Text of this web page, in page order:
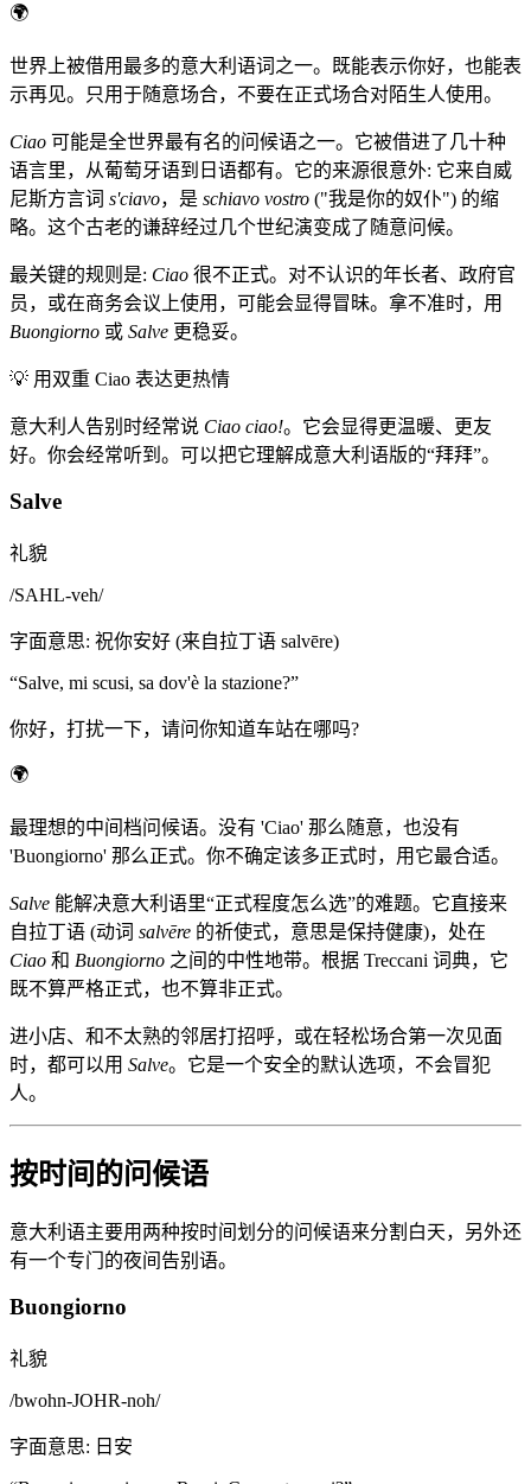
🌍
世界上被借用最多的意大利语词之一。既能表示你好，也能表
示再见。只用于随意场合，不要在正式场合对陌生人使用。
Ciao 可能是全世界最有名的问候语之一。它被借进了几十种
语言里，从葡萄牙语到日语都有。它的来源很意外: 它来自威
尼斯方言词 s'ciavo，是 schiavo vostro ("我是你的奴仆") 的缩
略。这个古老的谦辞经过几个世纪演变成了随意问候。
最关键的规则是: Ciao 很不正式。对不认识的年长者、政府官
员，或在商务会议上使用，可能会显得冒昧。拿不准时，用
Buongiorno 或 Salve 更稳妥。
💡 用双重 Ciao 表达更热情
意大利人告别时经常说 Ciao ciao!。它会显得更温暖、更友
好。你会经常听到。可以把它理解成意大利语版的“拜拜”。
Salve
礼貌
/SAHL-veh/
字面意思: 祝你安好 (来自拉丁语 salvēre)
“Salve, mi scusi, sa dov'è la stazione?”
你好，打扰一下，请问你知道车站在哪吗?
🌍
最理想的中间档问候语。没有 'Ciao' 那么随意，也没有
'Buongiorno' 那么正式。你不确定该多正式时，用它最合适。
Salve 能解决意大利语里“正式程度怎么选”的难题。它直接来
自拉丁语 (动词 salvēre 的祈使式，意思是保持健康)，处在
Ciao 和 Buongiorno 之间的中性地带。根据 Treccani 词典，它
既不算严格正式，也不算非正式。
进小店、和不太熟的邻居打招呼，或在轻松场合第一次见面
时，都可以用 Salve。它是一个安全的默认选项，不会冒犯
人。
按时间的问候语
意大利语主要用两种按时间划分的问候语来分割白天，另外还
有一个专门的夜间告别语。
Buongiorno
礼貌
/bwohn-JOHR-noh/
字面意思: 日安